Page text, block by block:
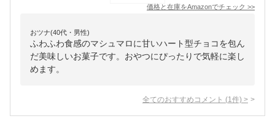
価格と在庫をAmazonでチェック >>
おツナ(40代・男性)
ふわふわ食感のマシュマロに甘いハート型チョコを包ん
だ美味しいお菓子です。おやつにぴったりで気軽に楽し
めます。
全てのおすすめコメント (1 件) >